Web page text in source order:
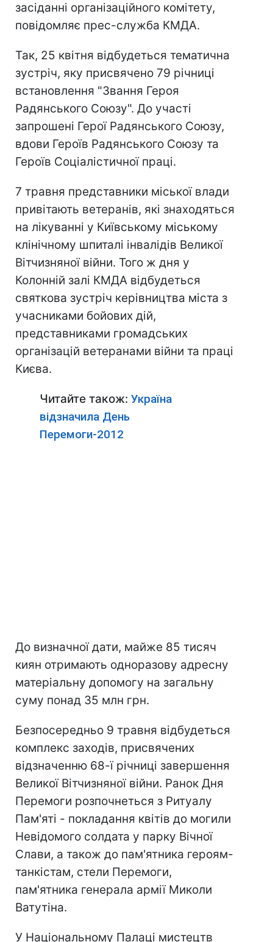
засіданні організаційного комітету,
повідомляє прес-служба КМДА.
Так, 25 квітня відбудеться тематична
зустріч, яку присвячено 79 річниці
встановлення "Звання Героя
Радянського Союзу". До участі
запрошені Герої Радянського Союзу,
вдови Героїв Радянського Союзу та
Героїв Соціалістичної праці.
7 травня представники міської влади
привітають ветеранів, які знаходяться
на лікуванні у Київському міському
клінічному шпиталі інвалідів Великої
Вітчизняної війни. Того ж дня у
Колонній залі КМДА відбудеться
святкова зустріч керівництва міста з
учасниками бойових дій,
представниками громадських
організацій ветеранами війни та праці
Києва.
Читайте також: Україна
відзначила День
Перемоги-2012
До визначної дати, майже 85 тисяч
киян отримають одноразову адресну
матеріальну допомогу на загальну
суму понад 35 млн грн.
Безпосередньо 9 травня відбудеться
комплекс заходів, присвячених
відзначенню 68-ї річниці завершення
Великої Вітчизняної війни. Ранок Дня
Перемоги розпочнеться з Ритуалу
Пам'яті - покладання квітів до могили
Невідомого солдата у парку Вічної
Слави, а також до пам'ятника героям-
танкістам, стели Перемоги,
пам'ятника генерала армії Миколи
Ватутіна.
У Національному Палаці мистецтв